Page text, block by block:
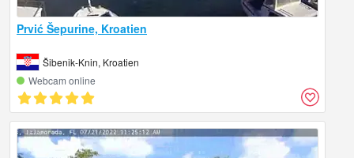
Prvić Šepurine, Kroatien
Šibenik-Knin, Kroatien
Webcam online